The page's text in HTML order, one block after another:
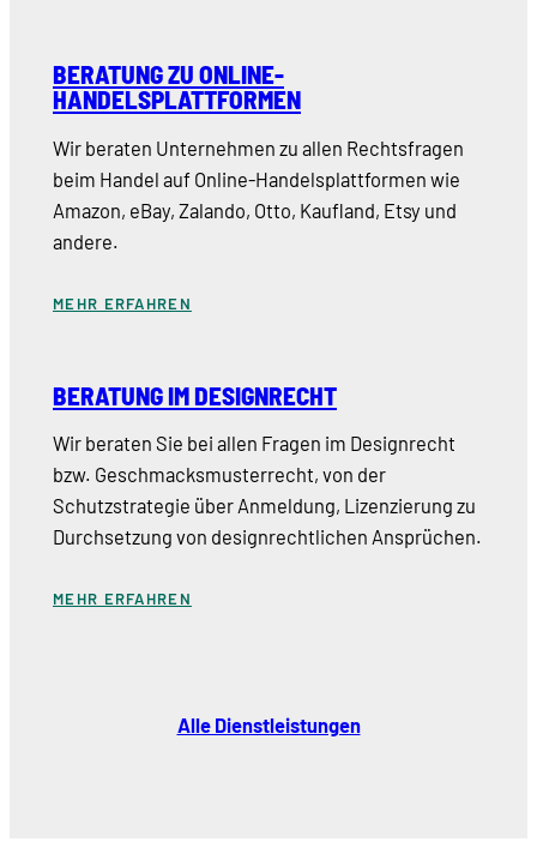
BERATUNG ZU ONLINE-
HANDELSPLATTFORMEN
Wir beraten Unternehmen zu allen Rechtsfragen
beim Handel auf Online-Handelsplattformen wie
Amazon, eBay, Zalando, Otto, Kaufland, Etsy und
andere.
MEHR ERFAHREN
BERATUNG IM DESIGNRECHT
Wir beraten Sie bei allen Fragen im Designrecht
bzw. Geschmacksmusterrecht, von der
Schutzstrategie über Anmeldung, Lizenzierung zu
Durchsetzung von designrechtlichen Ansprüchen.
MEHR ERFAHREN
Alle Dienstleistungen